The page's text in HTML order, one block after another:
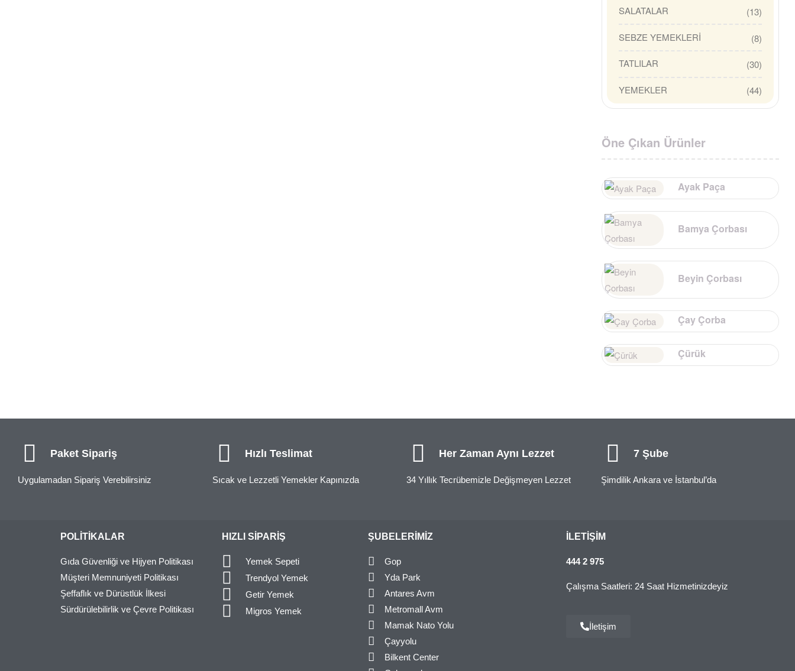
SALATALAR (13)
SEBZE YEMEKLERİ (8)
TATLILAR (30)
YEMEKLER (44)
Öne Çıkan Ürünler
Ayak Paça
Bamya Çorbası
Beyin Çorbası
Çay Çorba
Çürük
Paket Sipariş
Uygulamadan Sipariş Verebilirsiniz
Hızlı Teslimat
Sıcak ve Lezzetli Yemekler Kapınızda
Her Zaman Aynı Lezzet
34 Yıllık Tecrübemizle Değişmeyen Lezzet
7 Şube
Şimdilik Ankara ve İstanbul’da
POLITIKALAR
Gıda Güvenliği ve Hijyen Politikası
Müşteri Memnuniyeti Politikası
Şeffaflık ve Dürüstlük İlkesi
Sürdürülebilirlik ve Çevre Politikası
HIZLI SIPARIŞ
Yemek Sepeti
Trendyol Yemek
Getir Yemek
Migros Yemek
ŞUBELERIMIZ
Gop
Yda Park
Antares Avm
Metromall Avm
Mamak Nato Yolu
Çayyolu
Bilkent Center
İLETIŞIM
444 2 975
Çalışma Saatleri: 24 Saat Hizmetinizdeyiz
İletişim